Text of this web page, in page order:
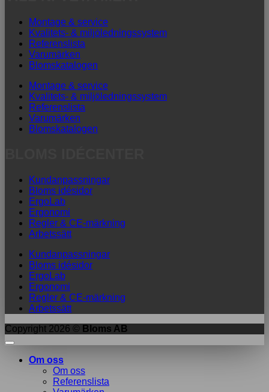
Montage & service
Kvalitets- & miljöledningssystem
Referenslista
Varumärken
Blomskatalogen
Montage & service
Kvalitets- & miljöledningssystem
Referenslista
Varumärken
Blomskatalogen
Kundanpassningar
Bloms idésidor
ErgoLab
Ergonomi
Regler & CE-märkning
Arbetssätt
Kundanpassningar
Bloms idésidor
ErgoLab
Ergonomi
Regler & CE-märkning
Arbetssätt
Copyright 2026 © Bloms AB
Om oss
Om oss
Referenslista